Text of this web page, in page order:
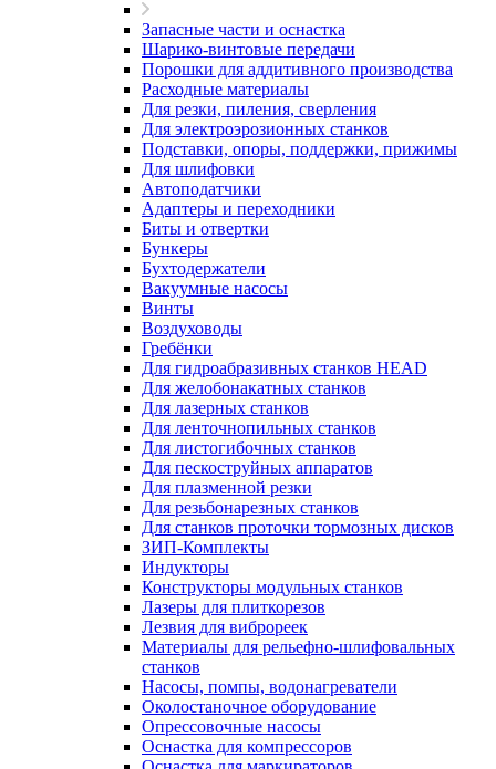
Запасные части и оснастка
Шарико-винтовые передачи
Порошки для аддитивного производства
Расходные материалы
Для резки, пиления, сверления
Для электроэрозионных станков
Подставки, опоры, поддержки, прижимы
Для шлифовки
Автоподатчики
Адаптеры и переходники
Биты и отвертки
Бункеры
Бухтодержатели
Вакуумные насосы
Винты
Воздуховоды
Гребёнки
Для гидроабразивных станков HEAD
Для желобонакатных станков
Для лазерных станков
Для ленточнопильных станков
Для листогибочных станков
Для пескоструйных аппаратов
Для плазменной резки
Для резьбонарезных станков
Для станков проточки тормозных дисков
ЗИП-Комплекты
Индукторы
Конструкторы модульных станков
Лазеры для плиткорезов
Лезвия для виброреек
Материалы для рельефно-шлифовальных
станков
Насосы, помпы, водонагреватели
Околостаночное оборудование
Опрессовочные насосы
Оснастка для компрессоров